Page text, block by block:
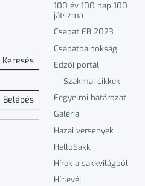
Keresés
Belépés
100 év 100 nap 100
játszma
Csapat EB 2023
Csapatbajnokság
Edzői portál
Szakmai cikkek
Fegyelmi határozat
Galéria
Hazai versenyek
HelloSakk
Hírek a sakkvilágból
Hírlevél